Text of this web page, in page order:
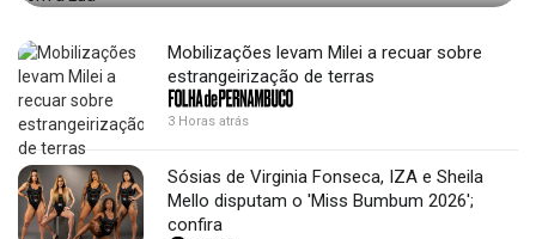
Mobilizações levam Milei a recuar sobre
estrangeirização de terras
3 Horas atrás
Sósias de Virginia Fonseca, IZA e Sheila
Mello disputam o 'Miss Bumbum 2026';
confira